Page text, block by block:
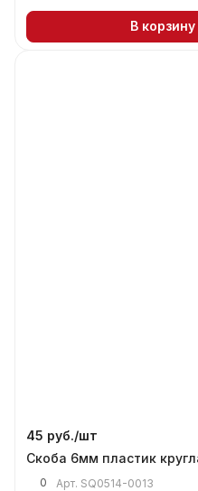
В корзину
45 руб./шт
Скоба 6мм пластик
0 Арт. SQ0514-0013